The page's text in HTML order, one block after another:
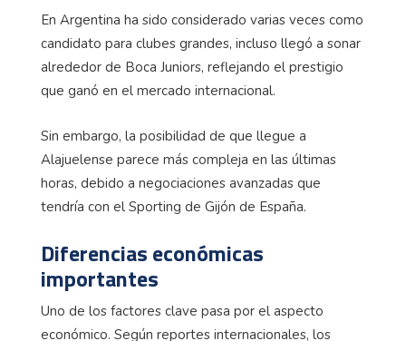
En Argentina ha sido considerado varias veces como
candidato para clubes grandes, incluso llegó a sonar
alrededor de Boca Juniors, reflejando el prestigio
que ganó en el mercado internacional.
Sin embargo, la posibilidad de que llegue a
Alajuelense parece más compleja en las últimas
horas, debido a negociaciones avanzadas que
tendría con el Sporting de Gijón de España.
Diferencias económicas
importantes
Uno de los factores clave pasa por el aspecto
económico. Según reportes internacionales, los